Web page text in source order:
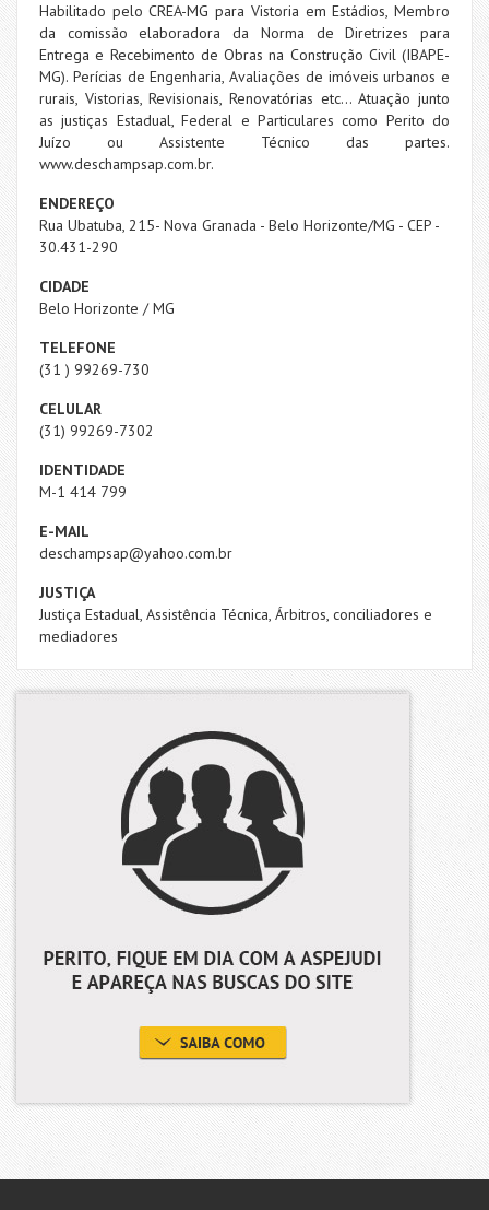
Habilitado pelo CREA-MG para Vistoria em Estádios, Membro
da comissão elaboradora da Norma de Diretrizes para
Entrega e Recebimento de Obras na Construção Civil (IBAPE-
MG). Perícias de Engenharia, Avaliações de imóveis urbanos e
rurais, Vistorias, Revisionais, Renovatórias etc... Atuação junto
as justiças Estadual, Federal e Particulares como Perito do
Juízo ou Assistente Técnico das partes.
www.deschampsap.com.br.
ENDEREÇO
Rua Ubatuba, 215- Nova Granada - Belo Horizonte/MG - CEP -
30.431-290
CIDADE
Belo Horizonte / MG
TELEFONE
(31 ) 99269-730
CELULAR
(31) 99269-7302
IDENTIDADE
M-1 414 799
E-MAIL
deschampsap@yahoo.com.br
JUSTIÇA
Justiça Estadual, Assistência Técnica, Árbitros, conciliadores e
mediadores